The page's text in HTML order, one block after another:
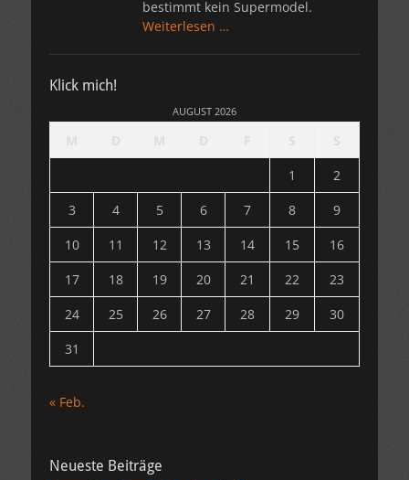
bestimmt kein Supermodel.
Weiterlesen …
Klick mich!
AUGUST 2026
1
2
3
4 5 6 7 8
9
10
11 12 13 14 15
16
17
18 19 20 21 22
23
24
25 26 27 28 29
30
31
« Feb.
Neueste Beiträge